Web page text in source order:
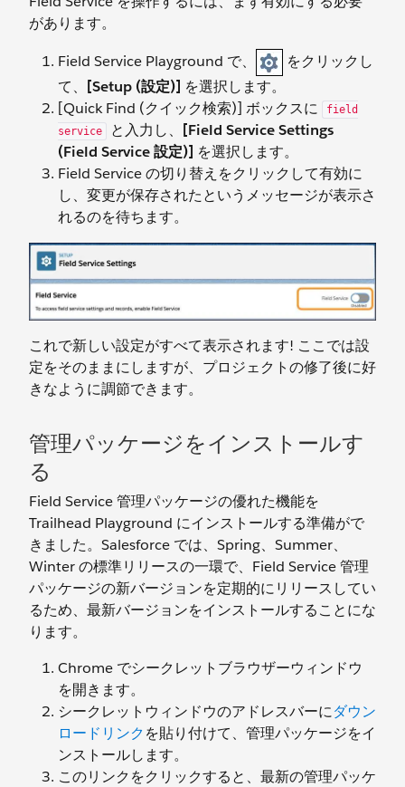
があります。
Field Service Playground で、
をクリックし
て、
[Setup (設定)] を選択します。
[Quick Find (クイック検索)] ボックスに
field
service
と入力し、
[Field Service Settings
(Field Service 設定)] を選択します。
Field Service の切り替えをクリックして有効に
し、変更が保存されたというメッセージが表示さ
れるのを待ちます。
これで新しい設定がすべて表示されます! ここでは設
定をそのままにしますが、プロジェクトの修了後に好
きなように調節できます。
管理パッケージをインストールす
る
Field Service 管理パッケージの優れた機能を
Trailhead Playground にインストールする準備がで
きました。Salesforce では、Spring、Summer、
Winter の標準リリースの一環で、Field Service 管理
パッケージの新バージョンを定期的にリリースしてい
るため、最新バージョンをインストールすることにな
ります。
Chrome でシークレットブラウザーウィンドウ
を開きます。
シークレットウィンドウのアドレスバーにダウン
ロードリンクを貼り付けて、管理パッケージをイ
ンストールします。
このリンクをクリックすると、最新の管理パッケ